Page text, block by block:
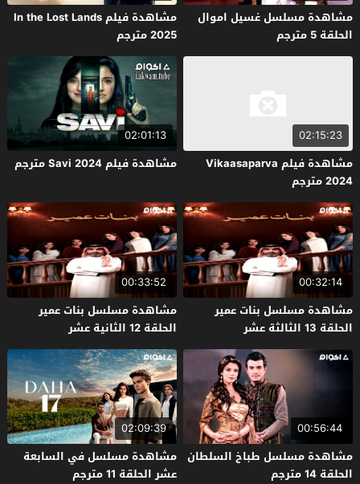
مشاهدة مسلسل غسيل اموال
الحلقة 5 مترجم
مشاهدة فيلم In the Lost Lands
2025 مترجم
02:15:23
مشاهدة فيلم Vikaasaparva
2024 مترجم
02:01:13
مشاهدة فيلم Savi 2024 مترجم
00:32:14
مشاهدة مسلسل بنات عمير
الحلقة 13 الثالثة عشر
00:33:52
مشاهدة مسلسل بنات عمير
الحلقة 12 الثانية عشر
00:56:44
مشاهدة مسلسل طباخ السلطان
الحلقة 14 مترجم
02:09:39
مشاهدة مسلسل في السابعة
عشر الحلقة 11 مترجم